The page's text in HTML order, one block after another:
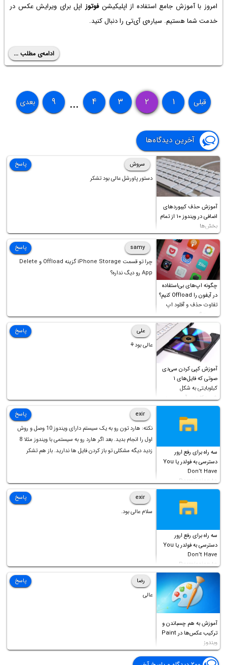
امروز با آموزش جامع استفاده از اپلیکیشنفوتوز اپل برای ویرایش عکس در
خدمت شما هستیم. سیاره‌ی آی‌تی را دنبال کنید.
ادامه‌ی مطلب ...
قبلی ۱ ۲ ۳ ۴ ... ۹ بعدی
آخرین دیدگاه‌ها
آموزش حذف کیبوردهای
اضافی در ویندوز ۱۰ از تمام
بخش‌ها
سروش
دستور پاورشل عالی بود تشکر
پاسخ
چگونه اپ‌های بی‌استفاده
در آیفون را Offload کنیم؟
تفاوت حذف و آفلود اپ
چیست؟
samy
چرا تو قسمت iPhone Storage گزینه Offload و Delete
App رو دیگ نداره؟
پاسخ
آموزش کپی کردن سی‌دی
صوتی که فایل‌های ۱
کیلوبایتی به شکل
شورت‌کات در آن موجود
است!
علی
عالی بود⚘
پاسخ
سه راه برای رفع ارور
دسترسی به فولدر یا You
Don’t Have
Permission to
Access this folder
exir
نکته: هارد تون رو به یک سیستم دارای ویندوز 10 وصل و روش
اول را انجام بدید. بعد اگر هارد رو به سیستمی با ویندوز مثلا 8
زدید دیگه مشکلی تو باز کردن فایل ها ندارید. باز هم تشکر
پاسخ
سه راه برای رفع ارور
دسترسی به فولدر یا You
Don’t Have
Permission to
Access this folder
exir
سلام عالی بود.
پاسخ
آموزش به هم چسباندن و
ترکیب عکس‌ها در Paint
ویندوز
رضا
عالی
پاسخ